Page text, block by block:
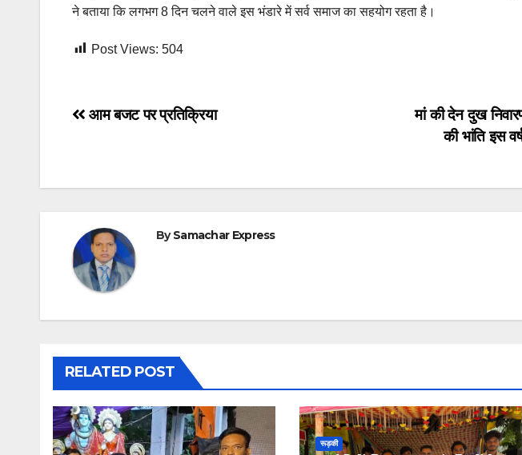
ने बताया कि लगभग 8 दिन चलने वाले इस भंडारे में सर्व समाज का सहयोग रहता है।
Post Views: 504
Post
मां की देन दुख
की भांति इस
आम बजट पर प्रतिक्रिया
BySamachar Express
RELATED POST
रूड़की